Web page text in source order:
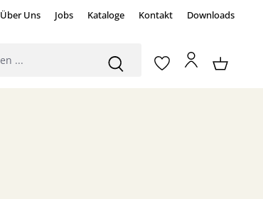
Über Uns Jobs Kataloge Kontakt Downloads